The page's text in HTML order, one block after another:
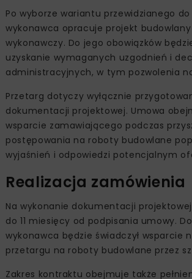
Po wyborze wariantu przewidzianego
wykonawca opracuje projekt
wykonawczy. Do jego obowiązków
uzyskanie wymaganych uzgodnień i
administracyjnych, w tym pozwolenia
Przetarg dotyczy wyłącznie
dokumentacji projektowej. Umowa
wsparcie zamawiającego podczas
postępowania na roboty budowlane
wyjaśnień i odpowiedzi potencjalnym
Realizacja zamówienia
Na wykonanie dokumentacji
do 11 miesięcy od podpisania umowy.
wykonawca będzie świadczył wsparcie
przetargu na roboty budowlane przez
Zakres kontraktu obejmuje także